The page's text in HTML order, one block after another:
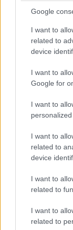
Google
I want to
related to
device
I want to
Google for
I want to
personalized
I want to
related to
device
I want to
related to
I want to
related to
θέλει να πει